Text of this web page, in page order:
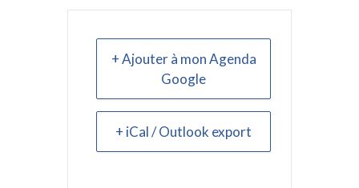
+ Ajouter à mon Agenda
Google
+ iCal / Outlook export